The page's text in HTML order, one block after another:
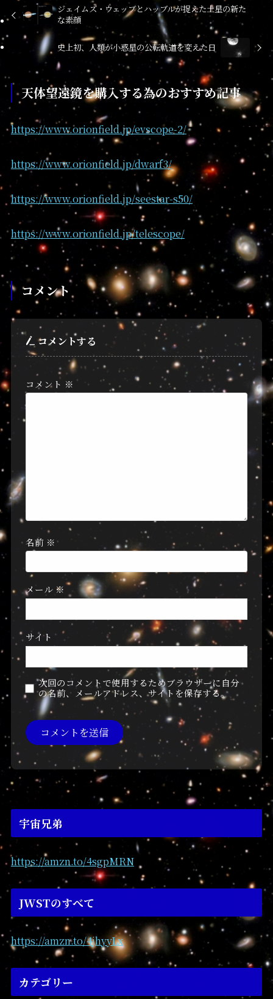
ジェイムズ・ウェッブとハッブルが捉えた土星の新た
な素顔
史上初、人類が小惑星の公転軌道を変えた日
天体望遠鏡を購入する為のおすすめ記事
https://www.orionfield.jp/evscope-2/
https://www.orionfield.jp/dwarf3/
https://www.orionfield.jp/seestar-s50/
https://www.orionfield.jp/telescope/
コメント
コメントする
コメント ※
名前 ※
メール ※
サイト
次回のコメントで使用するためブラウザーに自分
の名前、メールアドレス、サイトを保存する。
宇宙兄弟
https://amzn.to/4sgpMRN
JWSTのすべて
https://amzn.to/4jhyyLx
カテゴリー